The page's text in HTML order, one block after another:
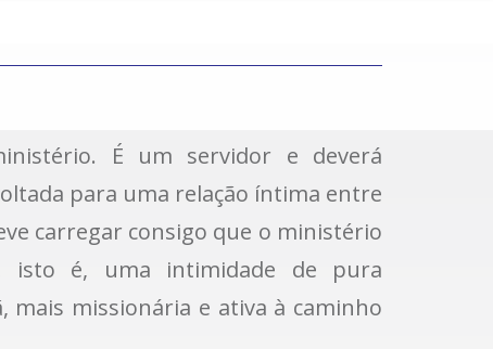
É um servidor e deverá
para uma relação íntima entre
carregar consigo que o ministério
isto é, uma intimidade de pura
mais missionária e ativa à caminho